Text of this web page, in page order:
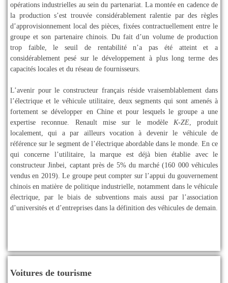
opérations industrielles au sein du partenariat. La montée en cadence de
la production s’est trouvée considérablement ralentie par des règles
d’approvisionnement local des pièces, fixées contractuellement entre le
groupe et son partenaire chinois. Du fait d’un volume de production
trop faible, le seuil de rentabilité n’a pas été atteint et a
considérablement pesé sur le développement à plus long terme des
capacités locales et du réseau de fournisseurs.
L’avenir pour le constructeur français réside vraisemblablement dans
l’électrique et le véhicule utilitaire, deux segments qui sont amenés à
fortement se développer en Chine et pour lesquels le groupe a une
expertise reconnue. Renault mise sur le modèle K-ZE, produit
localement, qui a par ailleurs vocation à devenir le véhicule de
référence sur le segment de l’électrique abordable dans le monde. En ce
qui concerne l’utilitaire, la marque est déjà bien établie avec le
constructeur Jinbei, captant près de 5% du marché (160 000 véhicules
vendus en 2019). Le groupe peut compter sur l’appui du gouvernement
chinois en matière de politique industrielle, notamment dans le véhicule
électrique, par le biais de subventions mais aussi par l’association
d’universités et d’entreprises dans la définition des véhicules de demain.
Voitures de tourisme